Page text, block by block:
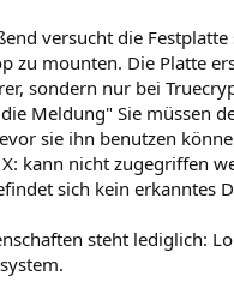
versucht die
zu mounten. Die Platte
sondern nur bei
Meldung" Sie müssen
sie ihn benutzen
kann nicht zugegriffen
sich kein erkanntes
steht lediglich: